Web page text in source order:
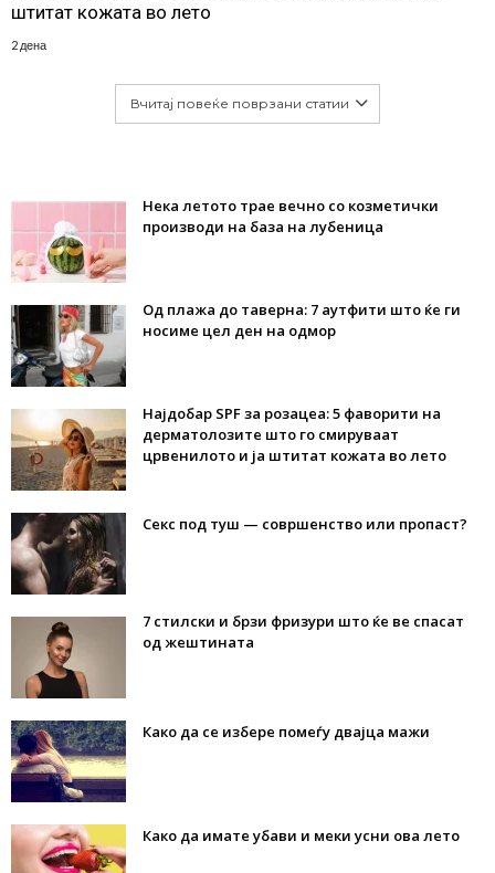
штитат кожата во лето
2 дена
Вчитај повеќе поврзани статии
Нека летото трае вечно со козметички
производи на база на лубеница
Од плажа до таверна: 7 аутфити што ќе ги
носиме цел ден на одмор
Најдобар SPF за розацеа: 5 фаворити на
дерматолозите што го смируваат
црвенилото и ја штитат кожата во лето
Секс под туш — совршенство или пропаст?
7 стилски и брзи фризури што ќе ве спасат
од жештината
Како да се избере помеѓу двајца мажи
Како да имате убави и меки усни ова лето